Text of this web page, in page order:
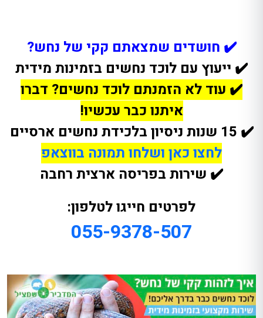
✔️ חושדים שמצאתם קקי של נחש?
✔️ ייעוץ עם לוכד נחשים בזמינות מידית
✔️ עוד לא הזמנתם לוכד נחשים? דברו
איתנו כבר עכשיו!
✔️ 15 שנות ניסיון בלכידת נחשים ארסיים
לחצו כאן ושלחו תמונה בווצאפ
✔️ שירות בפריסה ארצית רחבה
לפרטים חייגו לטלפון:
055-9378-507